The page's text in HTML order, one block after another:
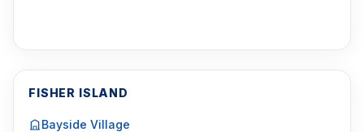
FISHER ISLAND
Bayside Village